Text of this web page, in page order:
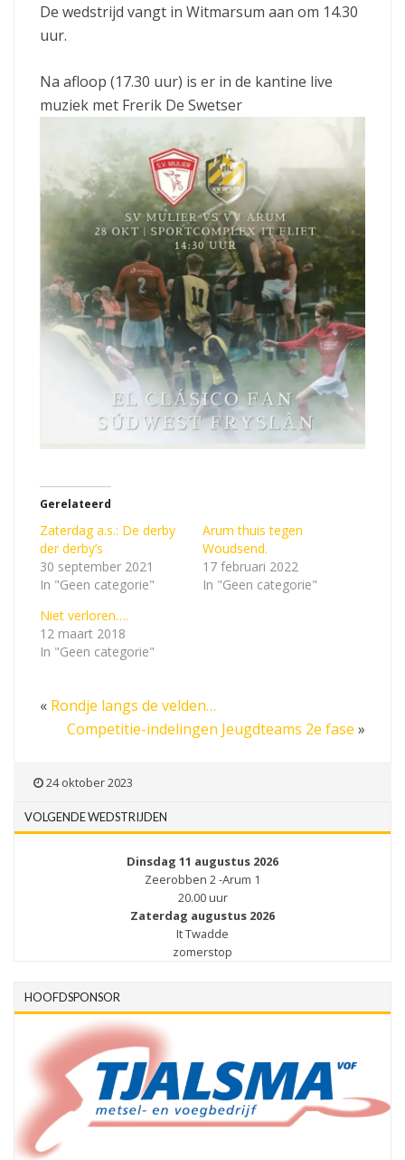
De wedstrijd vangt in Witmarsum aan om 14.30
uur.
Na afloop (17.30 uur) is er in de kantine live
muziek met Frerik De Swetser
Gerelateerd
Zaterdag a.s.: De derby
der derby’s
30 september 2021
In "Geen categorie"
Arum thuis tegen
Woudsend.
17 februari 2022
In "Geen categorie"
Niet verloren….
12 maart 2018
In "Geen categorie"
« Rondje langs de velden…
Competitie-indelingen Jeugdteams 2e fase »
24 oktober 2023
VOLGENDE WEDSTRIJDEN
Dinsdag 11 augustus 2026
Zeerobben 2 -Arum 1
20.00 uur
Zaterdag augustus 2026
It Twadde
zomerstop
HOOFDSPONSOR